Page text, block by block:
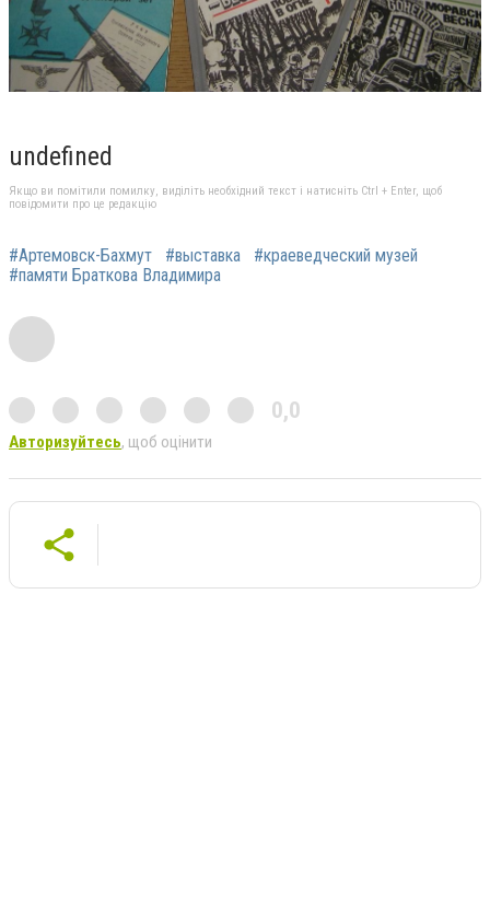
undefined
Якщо ви помітили помилку, виділіть необхідний текст і натисніть Ctrl + Enter, щоб
повідомити про це редакцію
#Артемовск-Бахмут #выставка
#краеведческий музей
#памяти Браткова Владимира
0,0
Авторизуйтесь, щоб оцінити